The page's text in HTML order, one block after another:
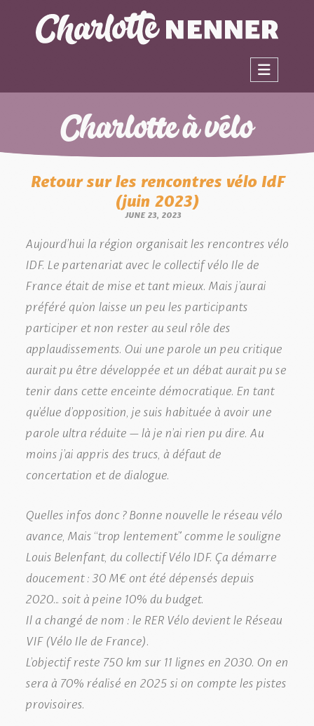
Charlotte à vélo
Retour sur les rencontres vélo IdF
(juin 2023)
JUNE 23, 2023
Aujourd’hui la région organisait les rencontres vélo
IDF. Le partenariat avec le collectif vélo Ile de
France était de mise et tant mieux. Mais j’aurai
préféré qu’on laisse un peu les participants
participer et non rester au seul rôle des
applaudissements. Oui une parole un peu critique
aurait pu être développée et un débat aurait pu se
tenir dans cette enceinte démocratique. En tant
qu’élue d’opposition, je suis habituée à avoir une
parole ultra réduite – là je n’ai rien pu dire. Au
moins j’ai appris des trucs, à défaut de
concertation et de dialogue.
Quelles infos donc ? Bonne nouvelle le réseau vélo
avance, Mais “trop lentement” comme le souligne
Louis Belenfant, du collectif Vélo IDF. Ça démarre
doucement : 30 M€ ont été dépensés depuis
2020… soit à peine 10% du budget.
Il a changé de nom : le RER Vélo devient le Réseau
VIF (Vélo Ile de France).
L’objectif reste 750 km sur 11 lignes en 2030. On en
sera à 70% réalisé en 2025 si on compte les pistes
provisoires.